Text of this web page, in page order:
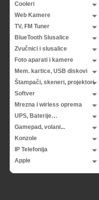
Cooleri
Web Kamere
TV, FM Tuner
BlueTooth Slusalice
Zvučnici i slusalice
Foto aparati i kamere
Mem. kartice, USB diskovi
Štampači, skeneri, projektori
Softver
Mrezna i wirless oprema
UPS, Baterije…
Gamepad, volani...
Konzole
IP Telefonija
Apple